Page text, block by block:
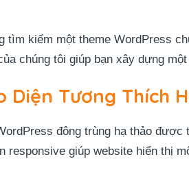
tìm kiếm một theme WordPress
chúng tôi giúp bạn xây dựng
Diện Tương Thích
đông trùng hạ thảo được
responsive giúp website hiển thị